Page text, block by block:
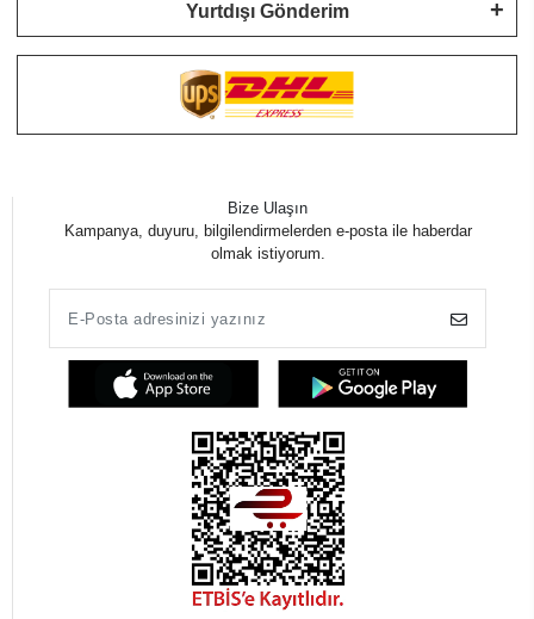
Yurtdışı Gönderim
Bize Ulaşın
Kampanya, duyuru, bilgilendirmelerden e-posta ile haberdar
olmak istiyorum.